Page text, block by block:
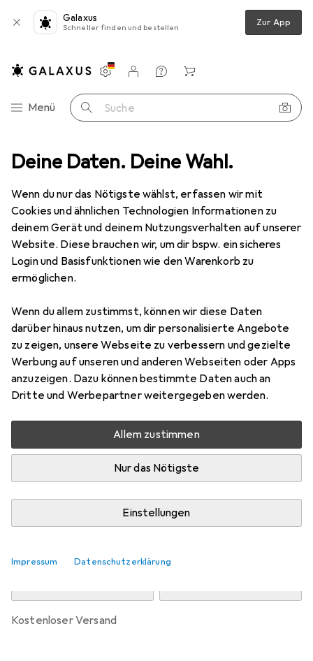
Deine Daten. Deine Wahl.
Wenn du nur das Nötigste wählst, erfassen wir mit
Cookies und ähnlichen Technologien Informationen zu
deinem Gerät und deinem Nutzungsverhalten auf unserer
Website. Diese brauchen wir, um dir bspw. ein sicheres
Login und Basisfunktionen wie den Warenkorb zu
ermöglichen.
Wenn du allem zustimmst, können wir diese Daten
darüber hinaus nutzen, um dir personalisierte Angebote
zu zeigen, unsere Webseite zu verbessern und gezielte
Werbung auf unseren und anderen Webseiten oder Apps
anzuzeigen. Dazu können bestimmte Daten auch an
Dritte und Werbepartner weitergegeben werden.
Allem zustimmen
Nur das Nötigste
Einstellungen
Impressum Datenschutzerklärung
Galaxus
Schneller finden und bestellen Zur App
Navigation nach Kategorien
Menü Suche
Einstellungen
Kundenkonto
Vergleichslisten
Merklisten
Warenkorb
PC Komponenten RAM G.Skill Trident Z RGB (for AMD)
15 Bilder
G.SkillTrident Z RGB (for AMD)
Preis in EUR inkl. MwSt.
EUR
163,18
111
Bewertungen Marke
Mehr von G.Skill
Zwischen Di, 11.8. und Mi, 12.8. geliefert
5 Stück an Lager beim Drittanbieter
Lieferort angeben für genaue Lieferzeit
kostenloser Versand